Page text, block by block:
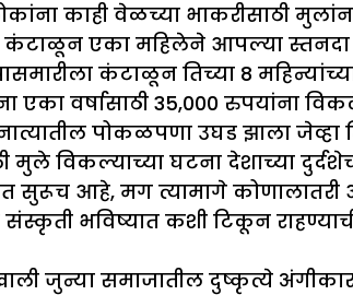
काही वेळच्या भाकरीसाठी
एका महिलेने आपल्या स्तनदा
कंटाळून तिच्या 8
एका वर्षासाठी 35,000 रुपयांना
पोकळपणा उघड झाला
विकल्याच्या घटना देशाच्या
सुरूच आहे, मग त्यामागे
भविष्यात कशी टिकून
जुन्या समाजातील दुष्कृत्ये